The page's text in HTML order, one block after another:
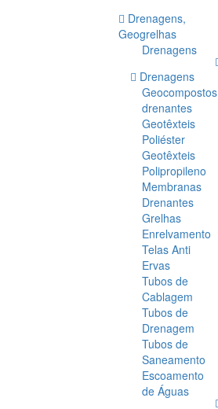
Drenagens,
Geogrelhas
Drenagens
Drenagens
Geocompostos
drenantes
Geotêxteis
Poliéster
Geotêxteis
Polipropileno
Membranas
Drenantes
Grelhas
Enrelvamento
Telas Anti
Ervas
Tubos de
Cablagem
Tubos de
Drenagem
Tubos de
Saneamento
Escoamento
de Águas